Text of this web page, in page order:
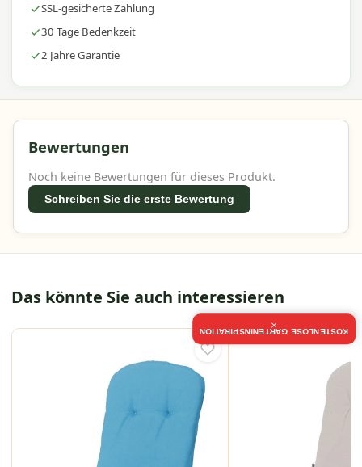
SSL-gesicherte Zahlung
30 Tage Bedenkzeit
2 Jahre Garantie
Bewertungen
Noch keine Bewertungen für dieses Produkt.
Schreiben Sie die erste Bewertung
Das könnte Sie auch interessieren
KOSTENLOSE GARTENINSPIRATION
×